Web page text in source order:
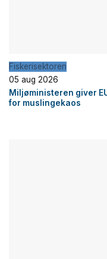
Fiskerisektoren
05 aug 2026
Miljøministeren giver
for muslingekaos